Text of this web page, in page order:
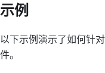
示例
以下示例演示了如何针
件。